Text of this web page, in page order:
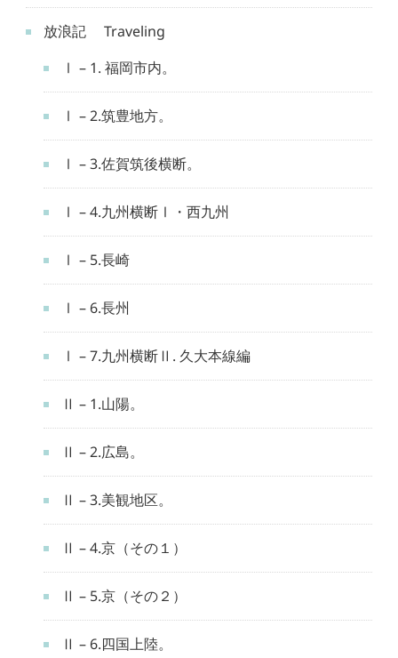
放浪記 Traveling
Ⅰ – 1. 福岡市内。
Ⅰ – 2.筑豊地方。
Ⅰ – 3.佐賀筑後横断。
Ⅰ – 4.九州横断Ⅰ・西九州
Ⅰ – 5.長崎
Ⅰ – 6.長州
Ⅰ – 7.九州横断Ⅱ. 久大本線編
Ⅱ – 1.山陽。
Ⅱ – 2.広島。
Ⅱ – 3.美観地区。
Ⅱ – 4.京（その１）
Ⅱ – 5.京（その２）
Ⅱ – 6.四国上陸。